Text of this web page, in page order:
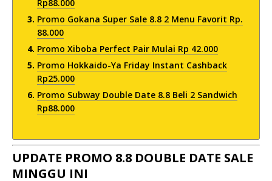
Rp88.000
Promo Gokana Super Sale 8.8 2 Menu Favorit Rp.
88.000
Promo Xiboba Perfect Pair Mulai Rp 42.000
Promo Hokkaido-Ya Friday Instant Cashback
Rp25.000
Promo Subway Double Date 8.8 Beli 2 Sandwich
Rp88.000
UPDATE PROMO 8.8 DOUBLE DATE SALE
MINGGU INI